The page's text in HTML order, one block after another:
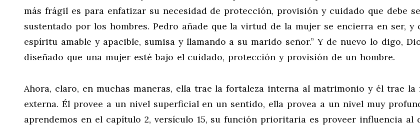
más frágil es para enfatizar su necesidad de protección, provisión y cuidado que debe
sustentado por los hombres. Pedro añade que la virtud de la mujer se encierra en ser, y
espíritu amable y apacible, sumisa y llamando a su marido señor.” Y de nuevo lo digo,
diseñado que una mujer esté bajo el cuidado, protección y provisión de un hombre.
Ahora, claro, en muchas maneras, ella trae la fortaleza interna al matrimonio y él trae la
externa. Él provee a un nivel superficial en un sentido, ella provea a un nivel muy
aprendemos en el capítulo 2, versículo 15, su función prioritaria es proveer influencia al